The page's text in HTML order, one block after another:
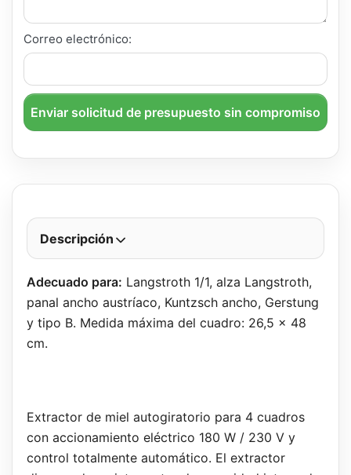
Correo electrónico:
Enviar solicitud de presupuesto sin compromiso
Descripción
Adecuado para: Langstroth 1/1, alza Langstroth,
panal ancho austríaco, Kuntzsch ancho, Gerstung
y tipo B. Medida máxima del cuadro: 26,5 x 48
cm.
Extractor de miel autogiratorio para 4 cuadros
con accionamiento eléctrico 180 W / 230 V y
control totalmente automático. El extractor